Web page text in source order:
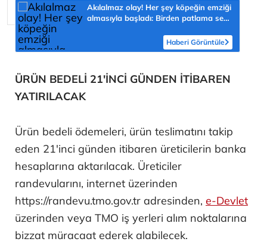
Akılalmaz olay! Her şey köpeğin emziği
almasıyla başladı: Birden patlama sesi
Haberi Görüntüle
ÜRÜN BEDELİ 21'İNCİ GÜNDEN İTİBAREN
YATIRILACAK
Ürün bedeli ödemeleri, ürün teslimatını takip
eden 21'inci günden itibaren üreticilerin banka
hesaplarına aktarılacak. Üreticiler
randevularını, internet üzerinden
https://randevu.tmo.gov.tr adresinden, e-Devlet
üzerinden veya TMO iş yerleri alım noktalarına
bizzat müracaat ederek alabilecek.